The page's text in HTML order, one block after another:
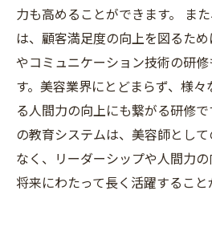
力も高めることができます。 また
は、顧客満足度の向上を図るた
やコミュニケーション技術の研
す。美容業界にとどまらず、様
る人間力の向上にも繋がる研修で
の教育システムは、美容師とし
なく、リーダーシップや人間力の
将来にわたって長く活躍すること